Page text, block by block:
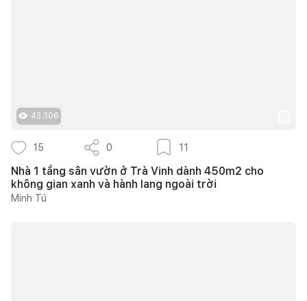
43.306
15 0 11
Nhà 1 tầng sân vườn ở Trà Vinh dành 450m2 cho
không gian xanh và hành lang ngoài trời
Minh Tú